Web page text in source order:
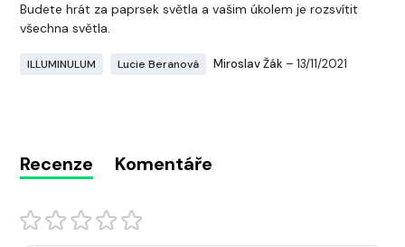
Budete hrát za paprsek světla a vašim úkolem je rozsvítit
všechna světla.
ILLUMINULUM Lucie Beranová Miroslav Žák – 13/11/2021
Recenze Komentáře